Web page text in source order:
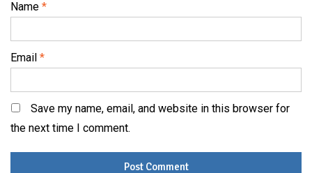
Name *
Email *
Save my name, email, and website in this browser for
the next time I comment.